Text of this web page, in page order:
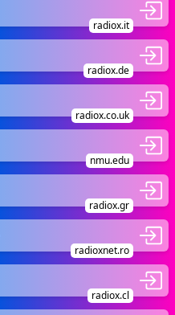
radiox.it
radiox.de
radiox.co.uk
nmu.edu
radiox.gr
radioxnet.ro
radiox.cl